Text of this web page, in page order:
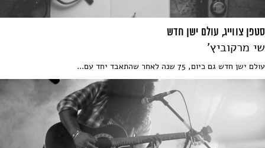
סטפן צווייג, עולם ישן חדש
שי מרקוביץ'
עולם ישן חדש גם כיום, 75 שנה לאחר שהתאבד יחד עם...